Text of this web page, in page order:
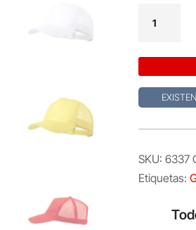
Clipak
SKU: 6337
Etiquetas: